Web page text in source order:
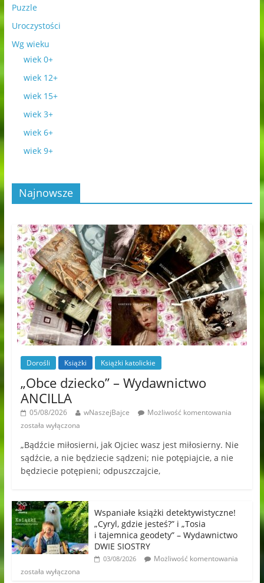
Puzzle
Uroczystości
Wg wieku
wiek 0+
wiek 12+
wiek 15+
wiek 3+
wiek 6+
wiek 9+
Najnowsze
Dorośli Książki Książki katolickie
„Obce dziecko” – Wydawnictwo
ANCILLA
05/08/2026 wNaszejBajce
Możliwość komentowania
została wyłączona
„Bądźcie miłosierni, jak Ojciec wasz jest miłosierny. Nie
sądźcie, a nie będziecie sądzeni; nie potępiajcie, a nie
będziecie potępieni; odpuszczajcie,
Wspaniałe książki detektywistyczne!
„Cyryl, gdzie jesteś?” i „Tosia
i tajemnica geodety” – Wydawnictwo
DWIE SIOSTRY
03/08/2026
Możliwość komentowania
została wyłączona